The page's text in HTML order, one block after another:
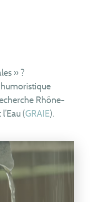
» ?
Rhône-
(GRAIE).